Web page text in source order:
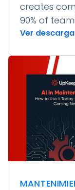
creates
90% of
Ver descarga